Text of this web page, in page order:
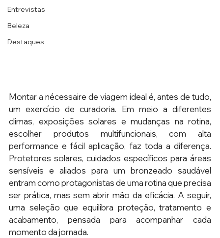
Entrevistas
Beleza
Destaques
Montar a nécessaire de viagem ideal é, antes de tudo,
um exercício de curadoria. Em meio a diferentes
climas, exposições solares e mudanças na rotina,
escolher produtos multifuncionais, com alta
performance e fácil aplicação, faz toda a diferença.
Protetores solares, cuidados específicos para áreas
sensíveis e aliados para um bronzeado saudável
entram como protagonistas de uma rotina que precisa
ser prática, mas sem abrir mão da eficácia. A seguir,
uma seleção que equilibra proteção, tratamento e
acabamento, pensada para acompanhar cada
momento da jornada.